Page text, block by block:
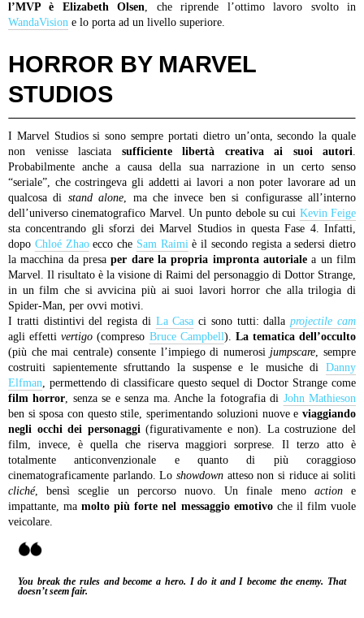
l’MVP è Elizabeth Olsen, che riprende l’ottimo lavoro svolto in
WandaVision e lo porta ad un livello superiore.
HORROR BY MARVEL
STUDIOS
I Marvel Studios si sono sempre portati dietro un’onta, secondo la quale
non venisse lasciata sufficiente libertà creativa ai suoi autori.
Probabilmente anche a causa della sua narrazione in un certo senso
“seriale”, che costringeva gli addetti ai lavori a non poter lavorare ad un
qualcosa di stand alone, ma che invece ben si configurasse all’interno
dell’universo cinematografico Marvel. Un punto debole su cui Kevin Feige
sta concentrando gli sforzi dei Marvel Studios in questa Fase 4. Infatti,
dopo Chloé Zhaoecco che Sam Raimiè il secondo regista a sedersi dietro
la macchina da presaper dare la propria impronta autoriale a un film
Marvel. Il risultato è la visione di Raimi del personaggio di Dottor Strange,
in un film che si avvicina più ai suoi lavori horror che alla trilogia di
Spider-Man, per ovvi motivi.
I tratti distintivi del regista di La Casa ci sono tutti: dallaprojectile cam
agli effettivertigo (compreso Bruce Campbell). La tematica dell’occulto
(più che mai centrale) consente l’impiego di numerosi jumpscare, sempre
costruiti sapientemente sfruttando la suspense e le musiche di Danny
Elfman, permettendo di classificare questo sequel di Doctor Strange come
film horror, senza se e senza ma. Anche la fotografia di John Mathieson
ben si sposa con questo stile, sperimentando soluzioni nuove e viaggiando
negli occhi dei personaggi(figurativamente e non). La costruzione del
film, invece, è quella che riserva maggiori sorprese. Il terzo atto è
totalmente anticonvenzionale e quanto di più coraggioso
cinematograficamente parlando. Lo showdown atteso non si riduce ai soliti
cliché, bensì sceglie un percorso nuovo. Un finale meno actione
impattante, mamolto più forte nel messaggio emotivoche il film vuole
veicolare.
You break the rules and become a hero. I do it and I become the enemy. That
doesn’t seem fair.